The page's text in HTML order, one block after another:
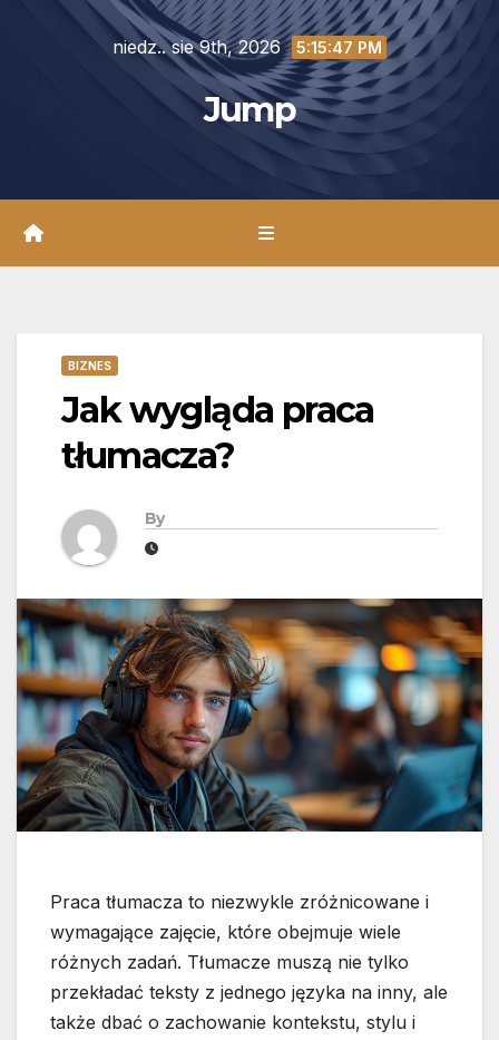
niedz.. sie 9th, 2026 5:15:49 PM
Jump
BIZNES
Jak wygląda praca
tłumacza?
By
Praca tłumacza to niezwykle zróżnicowane i
wymagające zajęcie, które obejmuje wiele
różnych zadań. Tłumacze muszą nie tylko
przekładać teksty z jednego języka na inny, ale
także dbać o zachowanie kontekstu, stylu i